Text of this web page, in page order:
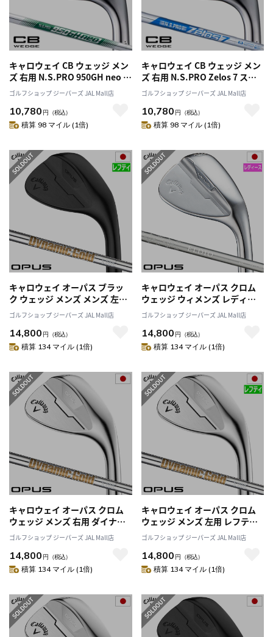
キャロウェイ CB ウェッジ メン
ズ 右用 N.S.PRO 950GH neo ス
チールシャフト装着 2023年モ
デル 日本正規品
ゴルフショップ ジーパーズ JAL Mall店
10,780 円 （税込）
積算 98 マイル (1倍)
キャロウェイ CB ウェッジ メン
ズ 右用 N.S.PRO Zelos 7 スチ
ールシャフト装着 2023年モデ
ル 日本正規品
ゴルフショップ ジーパーズ JAL Mall店
10,780 円 （税込）
積算 98 マイル (1倍)
キャロウェイ オーパス ブラッ
ク ウェッジ メンズ メンズ 左用
レフティー 左打ち 左利き ダイ
ナミックゴールド S200 2024年
モデル Callaway OPUS BLACK
日本正規品 日本モデル
ゴルフショップ ジーパーズ JAL Mall店
14,800 円 （税込）
積算 134 マイル (1倍)
キャロウェイ オーパス クロム
ウェッジ ウィメンズ レディー
ス 右用 ELDIO 40 for Callaway
2024年モデル Callaway
Callaway OPUS CHROME 日本
正規品 日本モデル
ゴルフショップ ジーパーズ JAL Mall店
14,800 円 （税込）
積算 134 マイル (1倍)
キャロウェイ オーパス クロム
ウェッジ メンズ 右用 ダイナミ
ックゴールド S200 2024年モデ
ル Callaway OPUS CHROME
日本正規品 日本モデル
ゴルフショップ ジーパーズ JAL Mall店
14,800 円 （税込）
積算 134 マイル (1倍)
キャロウェイ オーパス クロム
ウェッジ メンズ 左用 レフティ
ー 左打ち 左利き ダイナミック
ゴールド S200 2024年モデル 日
本正規品 日本モデル
ゴルフショップ ジーパーズ JAL Mall店
14,800 円 （税込）
積算 134 マイル (1倍)